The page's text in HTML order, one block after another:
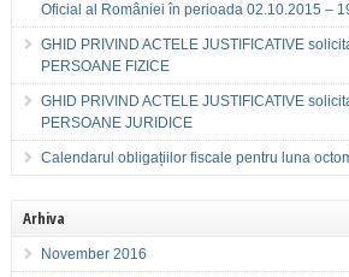
Oficial al României în perioada 02.10.2015 –
GHID PRIVIND ACTELE JUSTIFICATIVE
PERSOANE FIZICE
GHID PRIVIND ACTELE JUSTIFICATIVE
PERSOANE JURIDICE
Calendarul obligațiilor fiscale pentru luna
Arhiva
November 2016